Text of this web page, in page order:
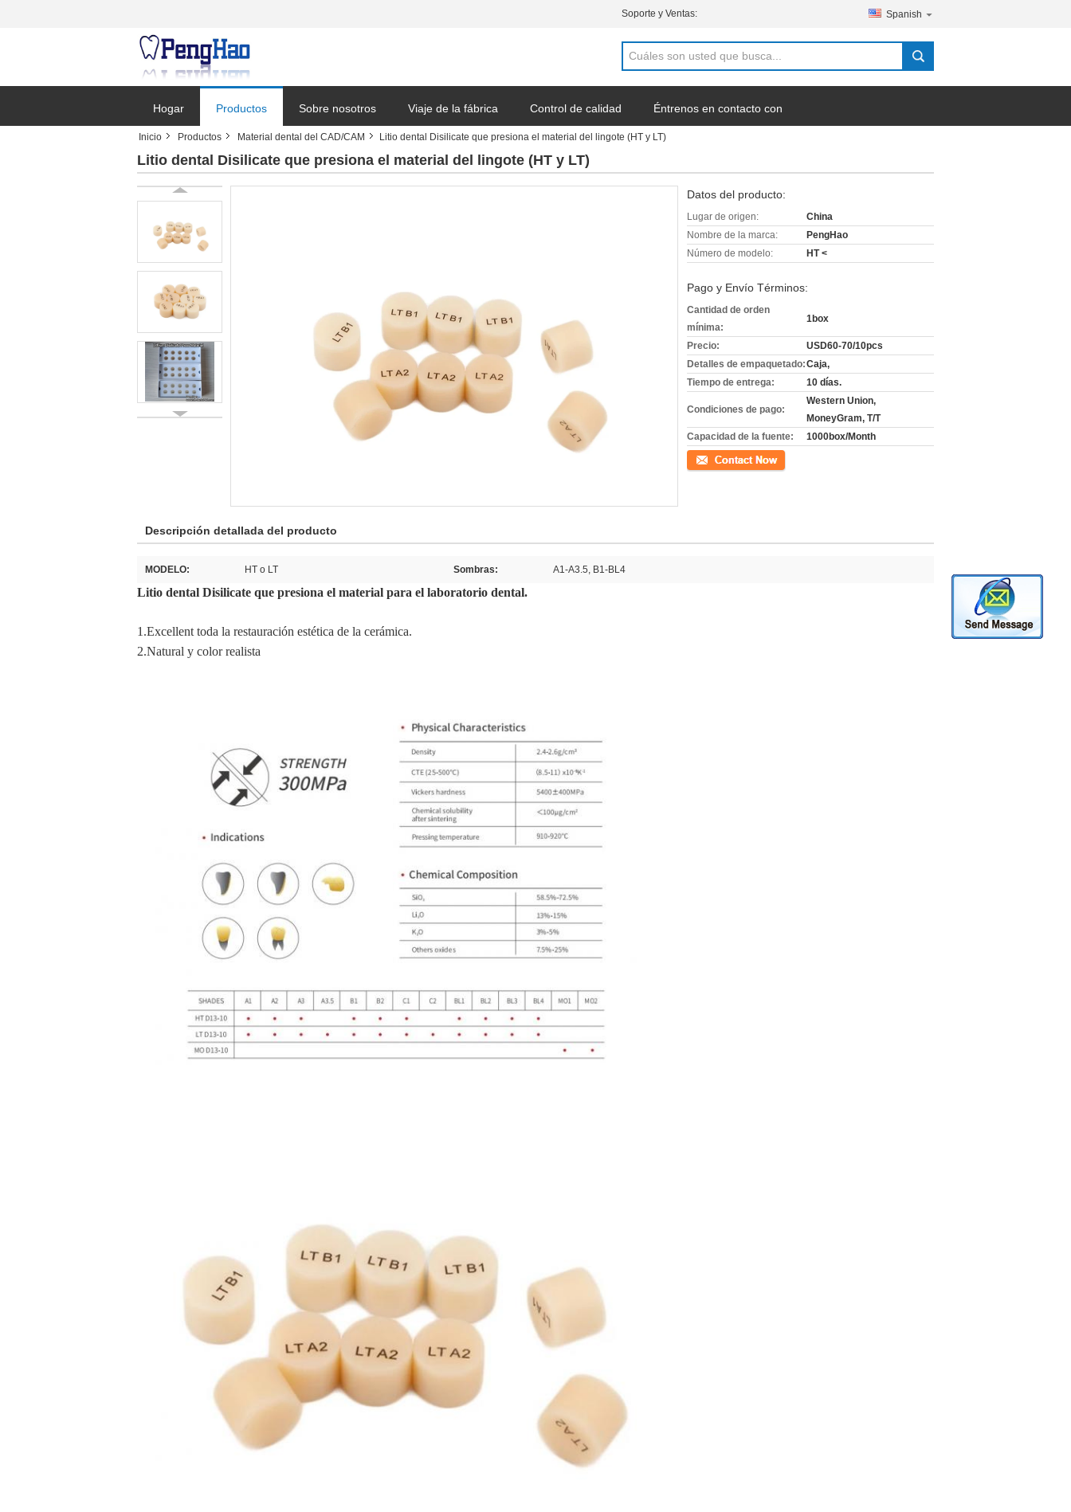
Soporte y Ventas: Spanish
Hogar Productos Sobre nosotros Viaje de la fábrica Control de calidad Éntrenos en contacto con
Solicitar una cotización
Inicio Productos Material dental del CAD/CAM Litio dental Disilicate que presiona el material del lingote (HT y LT)
Litio dental Disilicate que presiona el material del lingote (HT y LT)
Datos del producto:
Lugar de origen:
China
Nombre de la marca:
PengHao
Número de modelo:
HT <
Pago y Envío Términos:
Cantidad de orden
mínima:
1box
Precio:
USD60-70/10pcs
Detalles de empaquetado:Caja,
Tiempo de entrega:
10 días.
Condiciones de pago:
Western Union,
MoneyGram, T/T
Capacidad de la fuente:
1000box/Month
Contacto
Descripción detallada del producto
MODELO: HT o LT Sombras: A1-A3.5, B1-BL4
Litio dental Disilicate que presiona el material para el laboratorio dental.
1.Excellent toda la restauración estética de la cerámica.
2.Natural y color realista